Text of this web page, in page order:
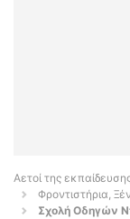
Αετοί της
Φροντιστήρια,
Σχολή Οδηγών